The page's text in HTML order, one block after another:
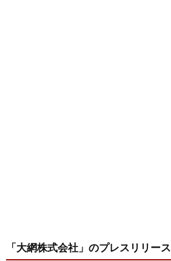
「大網株式会社」 のプレスリリース